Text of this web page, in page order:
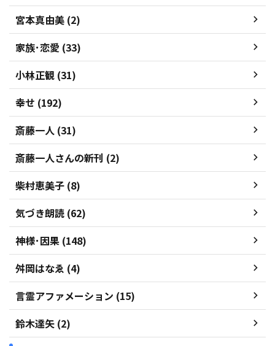
宮本真由美 (2)
家族･恋愛 (33)
小林正観 (31)
幸せ (192)
斎藤一人 (31)
斎藤一人さんの新刊 (2)
柴村恵美子 (8)
気づき朗読 (62)
神様･因果 (148)
舛岡はなゑ (4)
言霊アファメーション (15)
鈴木達矢 (2)